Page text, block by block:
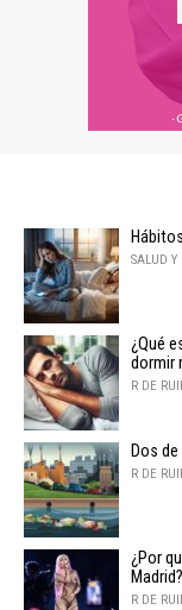
SALUD Y
¿Qué
dormir
R DE
Dos
R DE
¿Por
Madrid?
R DE